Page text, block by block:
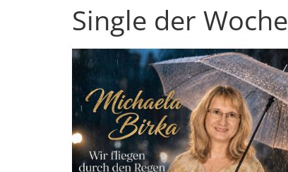
Single der Woche